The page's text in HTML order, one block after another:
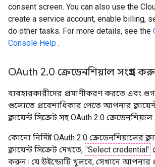
consent screen. You can also use the
create a service account, enable billing,
do other tasks. For more details, see the
Console Help .
OAuth 2.0 ক্রেডেনশিয়াল সংগ্রহ
ব্যবহারকারীদের প্রমাণীকরণ করতে এবং
গুলোতে প্রবেশাধিকার পেতে আপনার
ক্লায়েন্ট সিক্রেট সহ OAuth 2.0
কোনো নির্দিষ্ট OAuth 2.0 ক্রেডেনশিয়ালের
ক্লায়েন্ট সিক্রেট দেখতে, 'Select credential'
করুন। যে উইন্ডোটি খুলবে, সেখানে আপনার